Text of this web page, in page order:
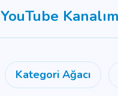
YouTube
Kategori Ağacı